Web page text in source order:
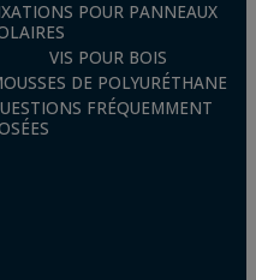
POUR PANNEAUX
VIS POUR BOIS
DE POLYURÉTHANE
FRÉQUEMMENT